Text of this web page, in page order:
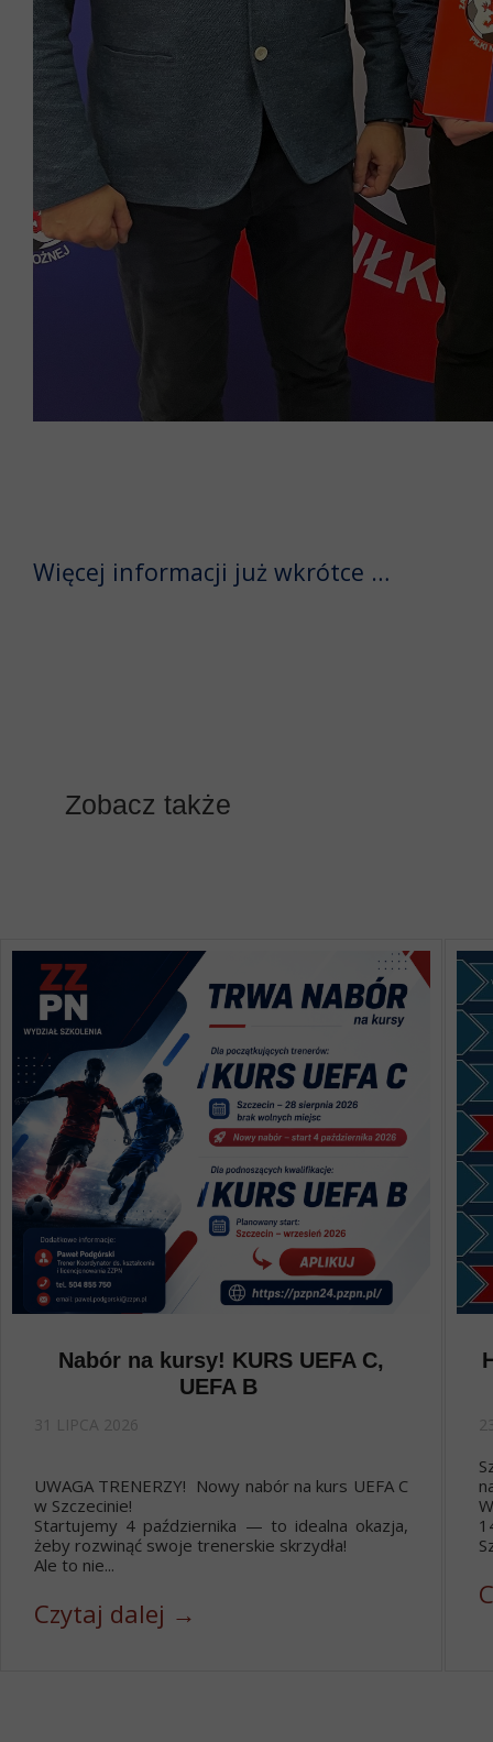
Więcej informacji już wkrótce …
Zobacz także
Nabór na kursy! KURS UEFA C,
UEFA B
31 LIPCA 2026
UWAGA TRENERZY! Nowy nabór na kurs UEFA C
w Szczecinie!
Startujemy 4 października — to idealna okazja,
żeby rozwinąć swoje trenerskie skrzydła!
Ale to nie...
Czytaj dalej →